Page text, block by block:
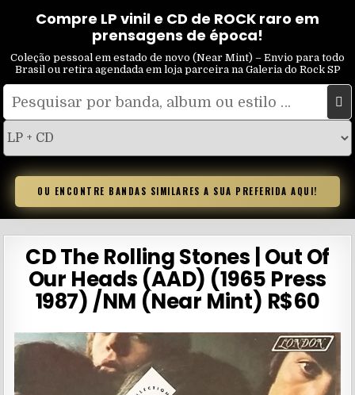
Compre LP vinil e CD de ROCK raro em
prensagens de época!
Coleção pessoal em estado de novo (Near Mint) – Envio para todo
Brasil ou retira agendada em loja parceira na Galeria do Rock SP
Pesquisar
tipo
OU ENCONTRE BANDAS SIMILARES A SUA PREFERIDA AQUI!
CD The Rolling Stones | Out Of
Our Heads (AAD) (1965 Press
1987) /NM (Near Mint) R$60